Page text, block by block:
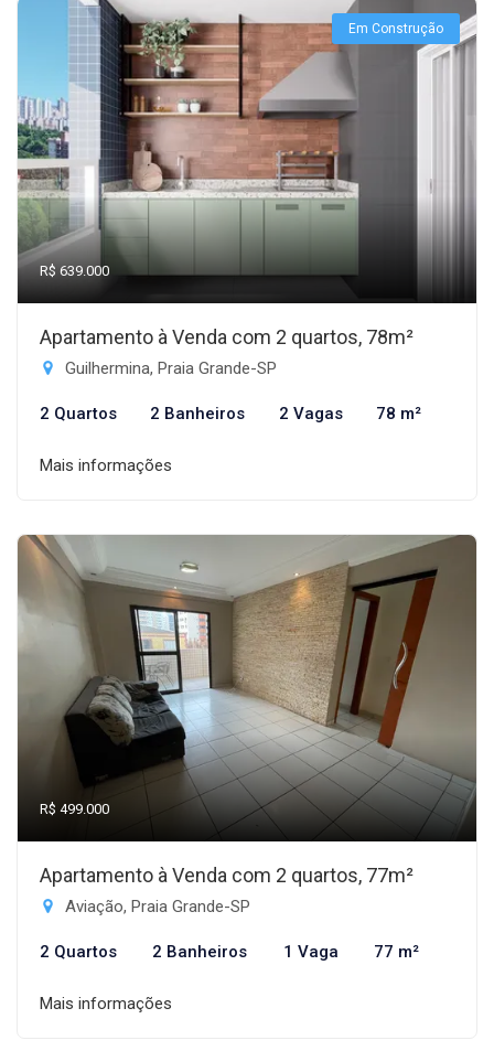
Em Construção
R$ 639.000
Apartamento à Venda com 2 quartos, 78m²
Guilhermina, Praia Grande-SP
2 Quartos 2 Banheiros 2 Vagas 78 m²
Mais informações
R$ 499.000
Apartamento à Venda com 2 quartos, 77m²
Aviação, Praia Grande-SP
2 Quartos 2 Banheiros 1 Vaga 77 m²
Mais informações